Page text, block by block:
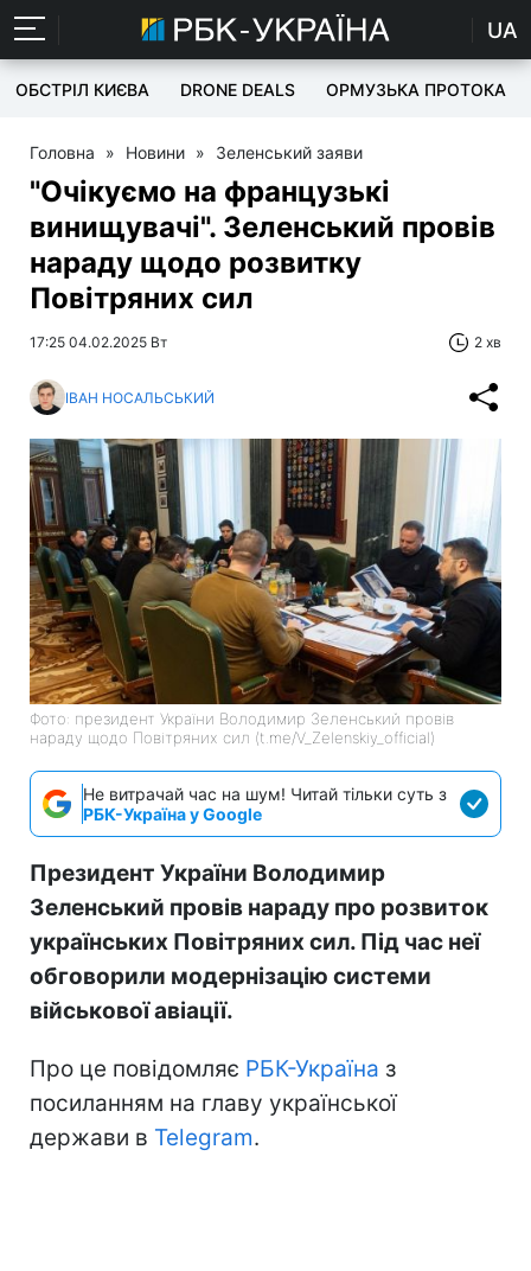
UA
ОБСТРІЛ КИЄВА DRONE DEALS ОРМУЗЬКА ПРОТОКА
Головна » Новини » Зеленський заяви
"Очікуємо на французькі
винищувачі". Зеленський провів
нараду щодо розвитку
Повітряних сил
17:25 04.02.2025 Вт 2 хв
ІВАН НОСАЛЬСЬКИЙ
Фото: президент України Володимир Зеленський провів
нараду щодо Повітряних сил (t.me/V_Zelenskiy_official)
Не витрачай час на шум! Читай тільки суть з
РБК-Україна у Google
Президент України Володимир
Зеленський провів нараду про розвиток
українських Повітряних сил. Під час неї
обговорили модернізацію системи
військової авіації.
Про це повідомляє РБК-Україна з
посиланням на главу української
держави в Telegram.